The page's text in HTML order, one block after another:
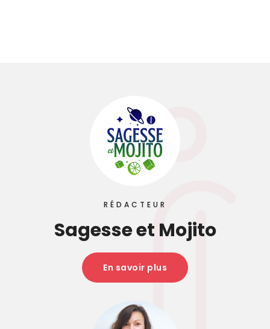
RÉDACTEUR
Sagesse et Mojito
En savoir plus